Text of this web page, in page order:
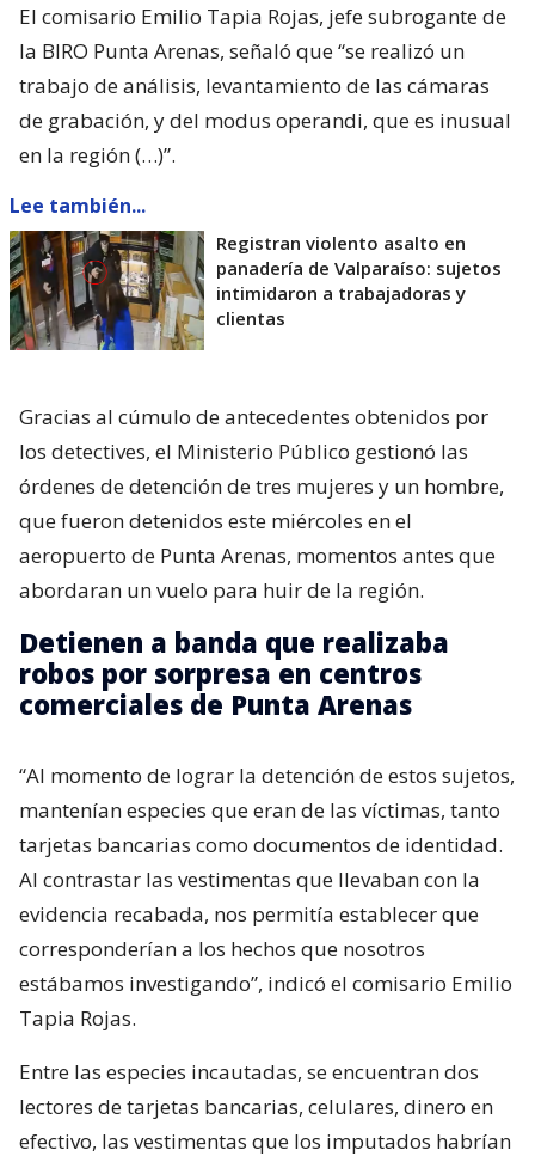
El comisario Emilio Tapia Rojas, jefe subrogante de
la BIRO Punta Arenas, señaló que “se realizó un
trabajo de análisis, levantamiento de las cámaras
de grabación, y del modus operandi, que es inusual
en la región (…)”.
Lee también...
Registran violento asalto en
panadería de Valparaíso: sujetos
intimidaron a trabajadoras y
clientas
Gracias al cúmulo de antecedentes obtenidos por
los detectives, el Ministerio Público gestionó las
órdenes de detención de tres mujeres y un hombre,
que fueron detenidos este miércoles en el
aeropuerto de Punta Arenas, momentos antes que
abordaran un vuelo para huir de la región.
Detienen a banda que realizaba
robos por sorpresa en centros
comerciales de Punta Arenas
“Al momento de lograr la detención de estos sujetos,
mantenían especies que eran de las víctimas, tanto
tarjetas bancarias como documentos de identidad.
Al contrastar las vestimentas que llevaban con la
evidencia recabada, nos permitía establecer que
corresponderían a los hechos que nosotros
estábamos investigando”, indicó el comisario Emilio
Tapia Rojas.
Entre las especies incautadas, se encuentran dos
lectores de tarjetas bancarias, celulares, dinero en
efectivo, las vestimentas que los imputados habrían